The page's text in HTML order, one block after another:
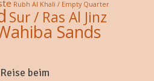
Rubh Al Khali / Empty Quarter
Sur / Ras Al Jinz
Sands
beim